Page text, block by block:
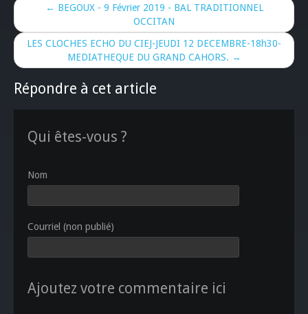
← BEGOUX - 9 Février 2019 - BAL TRADITIONNEL
OCCITAN
LES CLOCHES ECHO DU CIEJ-JEUDI 12 DECEMBRE-18h30-
MEDIATHEQUE DU GRAND CAHORS. →
Répondre à cet article
Qui êtes-vous ?
Nom
Courriel (non publié)
Ajoutez votre commentaire ici